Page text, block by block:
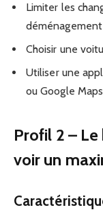
Limiter les
Choisir une
Utiliser une
ou Google
Profil 2 –
voir un